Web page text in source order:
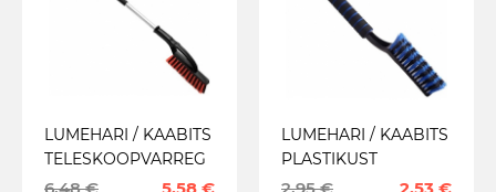
LUMEHARI / KAABITS
TELESKOOPVARREG
A 87-115CM
LUMEHARI / KAABITS
PLASTIKUST
VARREGA 50CM